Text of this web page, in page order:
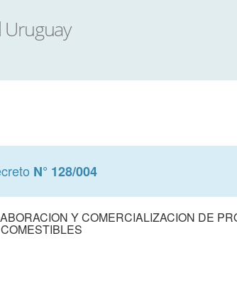
N° 128/004
Y COMERCIALIZACION DE
COMESTIBLES